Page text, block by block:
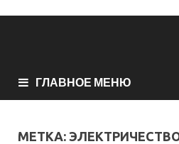
ГЛАВНОЕ МЕНЮ
МЕТКА: